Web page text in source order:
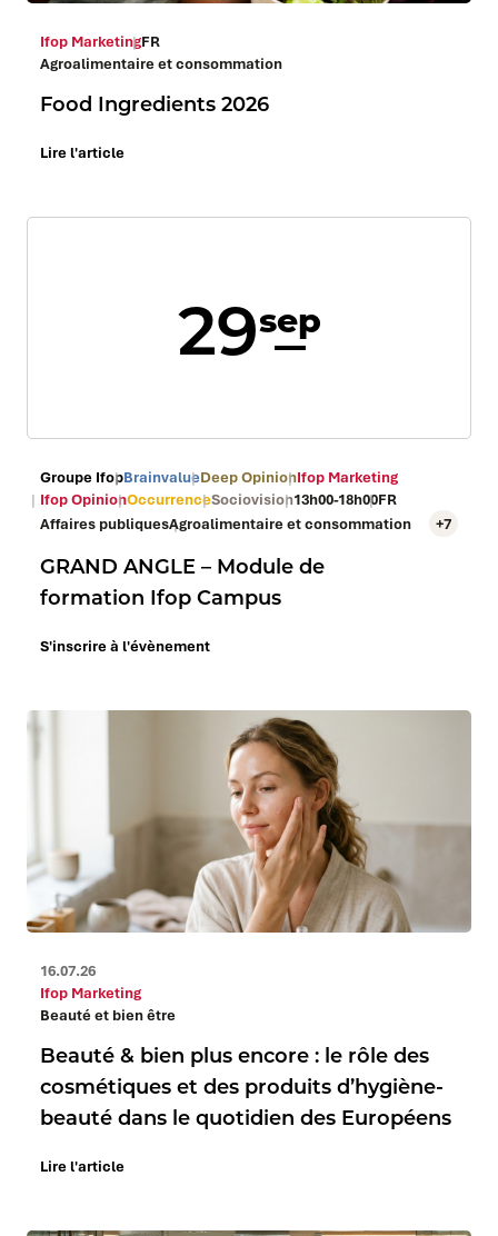
Ifop MarketingFR
Agroalimentaire et consommation
Food Ingredients 2026
Lire l'article
29sep
Groupe IfopBrainvalueDeep OpinionIfop Marketing
Ifop OpinionOccurrenceSociovision13h00-18h00FR
Affaires publiquesAgroalimentaire et consommation +7
GRAND ANGLE – Module de
formation Ifop Campus
S'inscrire à l'évènement
16.07.26
Ifop Marketing
Beauté et bien être
Beauté & bien plus encore : le rôle des
cosmétiques et des produits d’hygiène-
beauté dans le quotidien des Européens
Lire l'article